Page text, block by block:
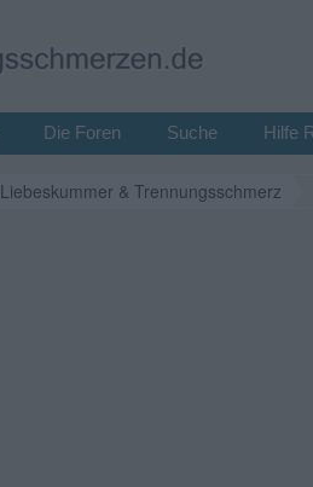
Die Foren Suche Hilfe
Liebeskummer & Trennungsschmerz